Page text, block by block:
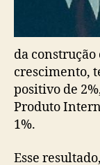
da
crescimento,
positivo de
Produto
1%.
Esse